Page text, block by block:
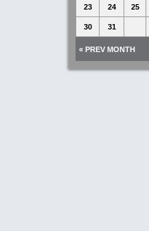
23 24 25
30 31
« PREV MONTH